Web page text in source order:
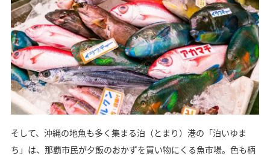
そして、沖縄の地魚も多く集まる泊（とまり）港の「泊いゆま
ち」は、那覇市民が夕飯のおかずを買い物にくる魚市場。色も柄